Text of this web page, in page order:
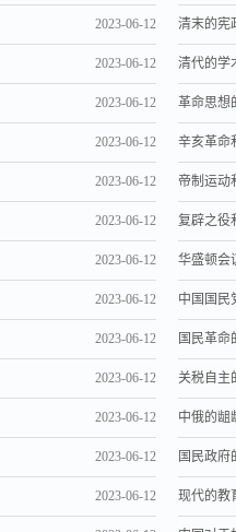
2023-06-12 清末的宪
2023-06-12 清代的学
2023-06-12 革命思想
2023-06-12 辛亥革命
2023-06-12 帝制运动
2023-06-12 复辟之役
2023-06-12 华盛顿会
2023-06-12 中国国民
2023-06-12 国民革命
2023-06-12 关税自主
2023-06-12 中俄的龃
2023-06-12 国民政府
2023-06-12 现代的教